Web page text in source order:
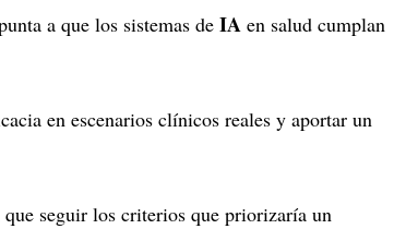
a que los sistemas de IA en salud cumplan
en escenarios clínicos reales y aportar un
seguir los criterios que priorizaría un